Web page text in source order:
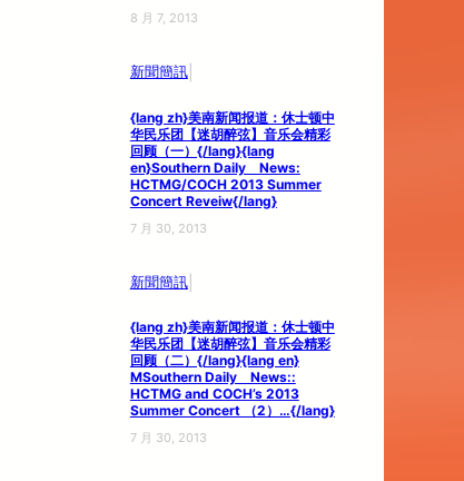
8 月 7, 2013
新聞簡訊|
{lang zh}美南新闻报道：休士顿中
华民乐团【迷胡醉弦】音乐会精彩
回顾（一）{/lang}{lang
en}Southern Daily News:
HCTMG/COCH 2013 Summer
Concert Reveiw{/lang}
7 月 30, 2013
新聞簡訊|
{lang zh}美南新闻报道：休士顿中
华民乐团【迷胡醉弦】音乐会精彩
回顾（二）{/lang}{lang en}
MSouthern Daily News::
HCTMG and COCH’s 2013
Summer Concert （2）…{/lang}
7 月 30, 2013